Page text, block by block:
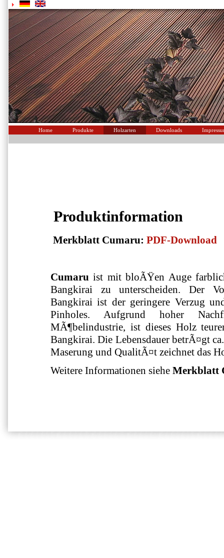
Home Produkte Holzarten Downloads
Produktinformation
Merkblatt Cumaru: PDF-Download
Cumaru ist mit bloÃŸen Auge
Bangkirai zu unterscheiden. Der
Bangkirai ist der geringere Verzug
Pinholes. Aufgrund hoher
MÃ¶belindustrie, ist dieses Holz
Bangkirai. Die Lebensdauer betrÃ¤gt
Maserung und QualitÃ¤t zeichnet das
Weitere Informationen siehe Merkblatt